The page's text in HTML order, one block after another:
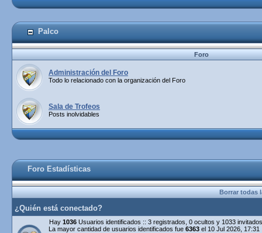
Palco
Foro
Administración del Foro
Todo lo relacionado con la organización del Foro
Sala de Trofeos
Posts inolvidables
Foro Estadísticas
Borrar todas
¿Quién está conectado?
Hay 1036 Usuarios identificados :: 3 registrados, 0 ocultos y 1033
La mayor cantidad de usuarios identificados fue 6363 el 10 Jul 2026, 17:31